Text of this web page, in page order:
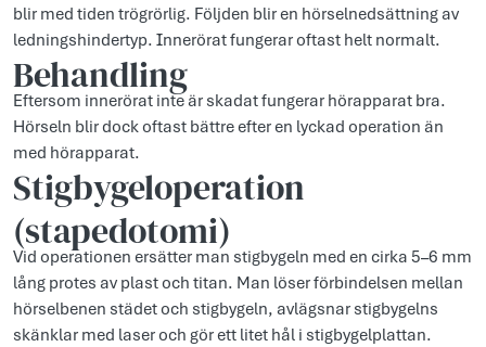
blir med tiden trögrörlig. Följden blir en hörselnedsättning av
ledningshindertyp. Innerörat fungerar oftast helt normalt.
Behandling
Eftersom innerörat inte är skadat fungerar hörapparat bra.
Hörseln blir dock oftast bättre efter en lyckad operation än
med hörapparat.
Stigbygeloperation
(stapedotomi)
Vid operationen ersätter man stigbygeln med en cirka 5–6 mm
lång protes av plast och titan. Man löser förbindelsen mellan
hörselbenen städet och stigbygeln, avlägsnar stigbygelns
skänklar med laser och gör ett litet hål i stigbygelplattan.